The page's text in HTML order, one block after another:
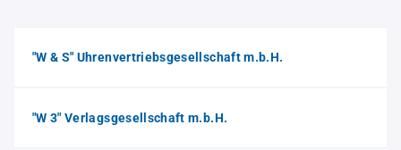
"W & S" Uhrenvertriebsgesellschaft m.b.H.
"W 3" Verlagsgesellschaft m.b.H.